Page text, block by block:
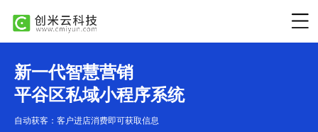
新一代智慧营销
平谷区私域小程序系统
自动获客：客户进店消费即可获取信息